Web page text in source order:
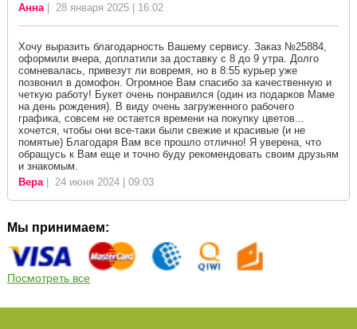
Анна| 28 января 2025 | 16:02
Хочу выразить благодарность Вашему сервису. Заказ №25884,
оформили вчера, доплатили за доставку с 8 до 9 утра. Долго
сомневалась, привезут ли вовремя, но в 8:55 курьер уже
позвонил в домофон. Огромное Вам спасибо за качественную и
четкую работу! Букет очень понравился (один из подарков Маме
на день рождения). В виду очень загруженного рабочего
графика, совсем не остается времени на покупку цветов...
хочется, чтобы они все-таки были свежие и красивые (и не
помятые) Благодаря Вам все прошло отлично! Я уверена, что
обращусь к Вам еще и точно буду рекомендовать своим друзьям
и знакомым.
Вера| 24 июня 2024 | 09:03
Мы принимаем:
Посмотреть все